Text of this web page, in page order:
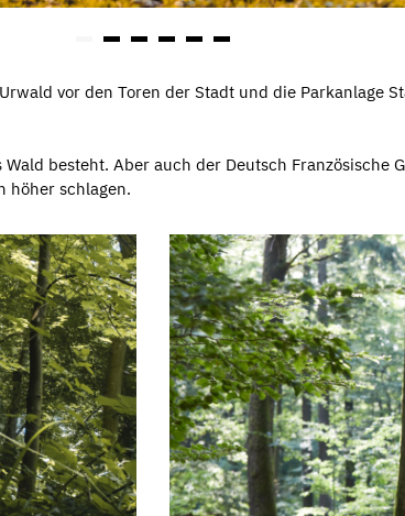
vor den Toren der Stadt und die Parkanlage
besteht. Aber auch der Deutsch Französische
höher schlagen.